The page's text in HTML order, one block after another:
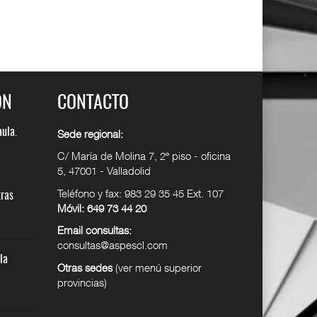
Cuadro de permisos y
12 DIC 2024
SUPER USER
Seguro de responsabilidad
civi
SUPER USER
12 DIC 2024
Ep9. La cara B del aula.
25 JUN 2026
SUPER USER
Ep8. Tribunales y otras
especi
SUPER USER
actualizac
CONTACTO
Sede regional:
C/ María de Molina 7, 2º piso - oficina
5, 47001 - Valladolid
Teléfono y fax: 983 29 35 45 Ext. 107
Móvil: 649 73 44 20
Email consultas:
consultas@aspescl.com
Otras sedes(ver menú superior
provincias)